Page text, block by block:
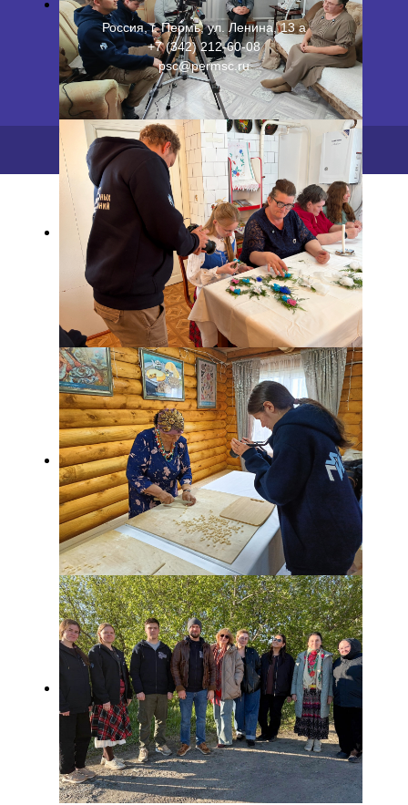
Россия, г. Пермь, ул. Ленина, 13 а
+7 (342) 212-60-08
psc@permsc.ru
2026 ©ПФИЦ УрО РАН